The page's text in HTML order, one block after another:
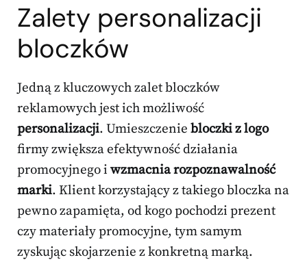
Zalety personalizacji
bloczków
Jedną z kluczowych zalet bloczków
reklamowych jest ich możliwość
personalizacji. Umieszczenie bloczki z logo
firmy zwiększa efektywność działania
promocyjnego i wzmacnia rozpoznawalność
marki. Klient korzystający z takiego bloczka na
pewno zapamięta, od kogo pochodzi prezent
czy materiały promocyjne, tym samym
zyskując skojarzenie z konkretną marką.